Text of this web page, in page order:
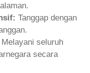
Tanggap dengan
Melayani seluruh
secara